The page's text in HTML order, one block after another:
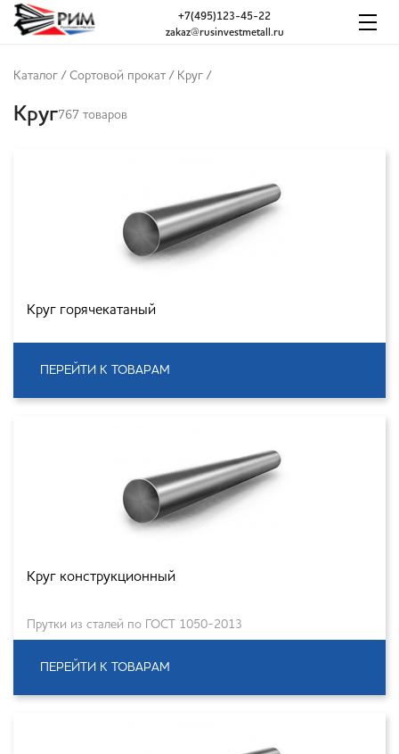
zakaz@rusinvestmetall.ru
+7(495)123-45-22
Каталог / Сортовой прокат / Круг /
Круг767 товаров
Круг горячекатаный
ПЕРЕЙТИ К ТОВАРАМ
Круг конструкционный
Прутки из сталей по ГОСТ 1050-2013
ПЕРЕЙТИ К ТОВАРАМ